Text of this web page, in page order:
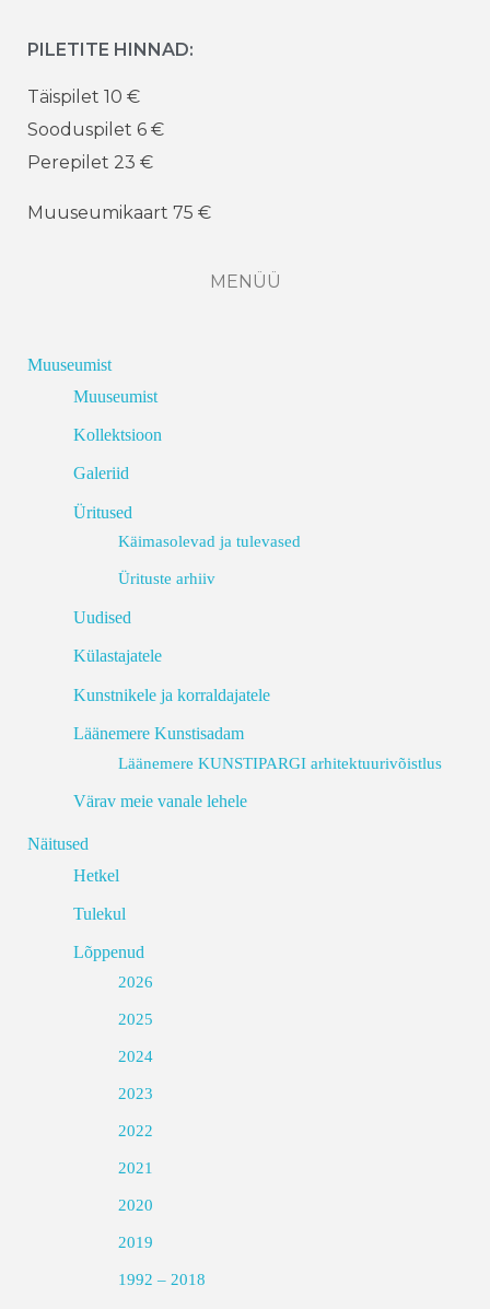
PILETITE HINNAD:
Täispilet 10 €
Sooduspilet 6 €
Perepilet 23 €
Muuseumikaart 75 €
MENÜÜ
Muuseumist
Muuseumist
Kollektsioon
Galeriid
Üritused
Käimasolevad ja tulevased
Ürituste arhiiv
Uudised
Külastajatele
Kunstnikele ja korraldajatele
Läänemere Kunstisadam
Läänemere KUNSTIPARGI arhitektuurivõistlus
Värav meie vanale lehele
Näitused
Hetkel
Tulekul
Lõppenud
2026
2025
2024
2023
2022
2021
2020
2019
1992 – 2018